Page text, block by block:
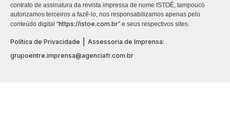
contrato de assinatura da revista impressa de nome ISTOÉ, tampouco
autorizamos terceiros a fazê-lo, nos responsabilizamos apenas pelo
conteúdo digital “https://istoe.com.br” e seus respectivos sites.
Política de Privacidade | Assessoria de Imprensa:
grupoentre.imprensa@agenciafr.com.br